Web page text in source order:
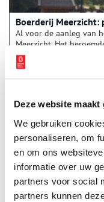
Deze website
We gebruiken
personaliseren, om
en om ons
informatie over uw
partners voor social
partners kunnen
Boerderij Meerzicht:
Al voor de aanleg van
Meerzicht. Het
negentiende eeuw,
wandelaars graag
hebben het